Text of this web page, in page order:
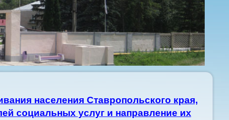
населения Ставропольского края,
социальных услуг и направление их